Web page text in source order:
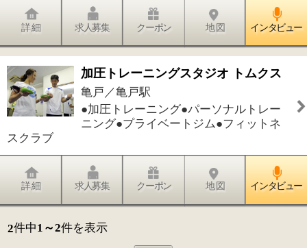
件中1～2 件を表示
1
このページの先頭へ
墨田区時間 葛飾区時間
表示：PC|モバイル
© 2013 art blue Inc.